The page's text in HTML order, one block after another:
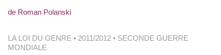
de Roman Polanski
LA LOI DU GENRE • 2011/2012 • SECONDE GUERRE
MONDIALE